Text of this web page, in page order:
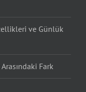
ve Günlük
Fark